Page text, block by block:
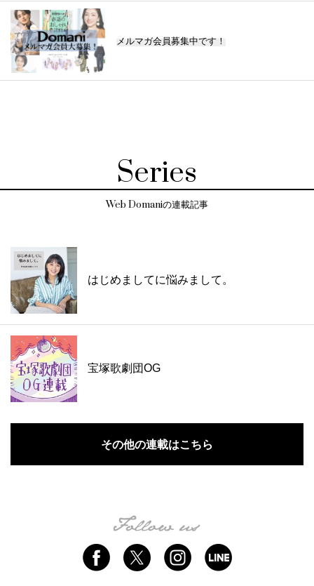
メルマガ会員募集中です！
Series
Web Domaniの連載記事
はじめましてに悩みまして。
宝塚歌劇団OG
その他の連載はこちら